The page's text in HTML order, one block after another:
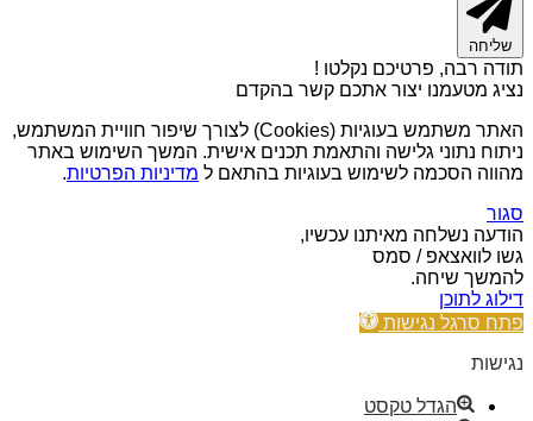
שליחה
תודה רבה, פרטיכם נקלטו !
נציג מטעמנו יצור אתכם קשר בהקדם
האתר משתמש בעוגיות (Cookies) לצורך שיפור חוויית המשתמש,
ניתוח נתוני גלישה והתאמת תכנים אישית. המשך השימוש באתר
מהווה הסכמה לשימוש בעוגיות בהתאם ל מדיניות הפרטיות.
סגור
הודעה נשלחה מאיתנו עכשיו,
גשו לוואצאפ / סמס
להמשך שיחה.
דילוג לתוכן
פתח סרגל נגישות
נגישות
הגדל טקסט